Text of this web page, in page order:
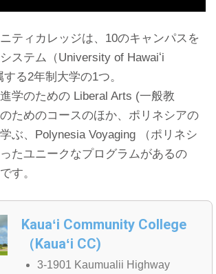
ティカレッジは、10のキャンパスを
ステム（University of Hawaiʻi
る2年制大学の1つ。
学のための Liberal Arts (一般教
ためのコースのほか、ポリネシアの
ぶ、Polynesia Voyaging （ポリネシ
たユニークなプログラムがあるの
す。
Kauaʻi Community College
（Kauaʻi CC)
3-1901 Kaumualii Highway